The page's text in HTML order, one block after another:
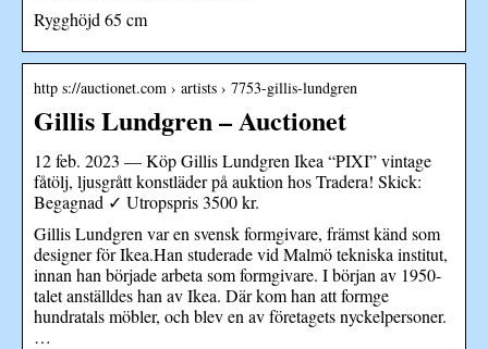
Rygghöjd 65 cm
http s://auctionet.com › artists › 7753-gillis-lundgren
Gillis Lundgren – Auctionet
12 feb. 2023 — Köp Gillis Lundgren Ikea “PIXI” vintage
fåtölj, ljusgrått konstläder på auktion hos Tradera! Skick:
Begagnad ✓ Utropspris 3500 kr.
Gillis Lundgren var en svensk formgivare, främst känd som
designer för Ikea.Han studerade vid Malmö tekniska institut,
innan han började arbeta som formgivare. I början av 1950-
talet anställdes han av Ikea. Där kom han att formge
hundratals möbler, och blev en av företagets nyckelpersoner.
…